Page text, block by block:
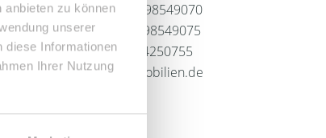
anbieten zu können
unserer
diese Informationen
Ihrer Nutzung
Telefon: 004934298549070
Telefax: 004934298549075
Mobil: 004915254250755
info@le-apis-immobilien.de